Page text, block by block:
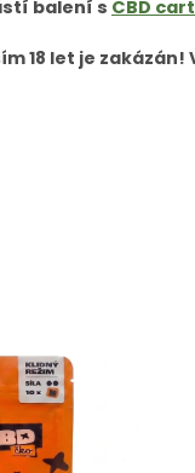
balení s CBD
18 let je